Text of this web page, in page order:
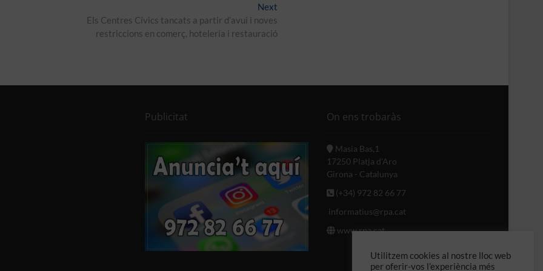
Next
Els Centres Cívics tancats a partir d’avui i noves
restriccions en comerç, hoteleria i restauració
Publicitat On ens trobaràs
Masia Bas,1
17250 Platja d'Aro
Girona - Catalunya
(+34) 972 82 66 77
informatius@rpa.cat
www.rpa.cat
Utilitzem cookies al nostre lloc web
per oferir-vos l’experiència més